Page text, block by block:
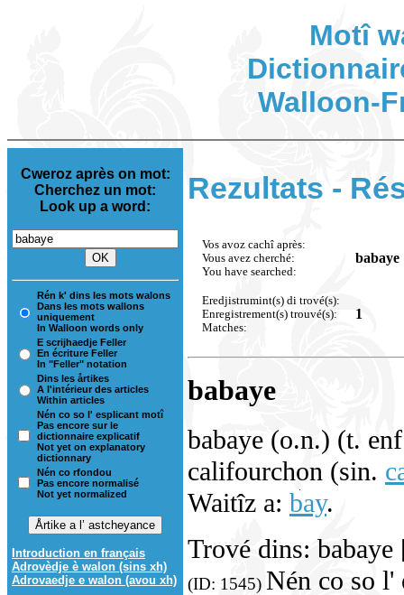
Motî
Walloon-
Cweroz après on mot:
Cherchez un mot:
Look up a word:
Rén k' dins les mots walons
Dans les mots wallons
uniquement
In Walloon words only
E scrijhaedje Feller
En écriture Feller
In "Feller" notation
Dins les årtikes
A l'intérieur des articles
Within articles
Nén co so l' esplicant motî
Pas encore sur le
dictionnaire explicatif
Not yet on explanatory
dictionnary
Nén co rfondou
Pas encore normalisé
Not yet normalized
Introduction en français
Adrovèdje è walon (sins xh)
Adrovaedje e walon (avou xh)
Rezultats -
Vos avoz cachî après:
Vous avez cherché:
You have searched:
babaye
Eredjistrumint(s) di trové(s):
Enregistrement(s) trouvé(s):
Matches:
1
babaye
babaye (o.n.) (t.
califourchon (sin.
Waitîz a: bay.
Trové dins:
(ID: 1545) Nén co so l'